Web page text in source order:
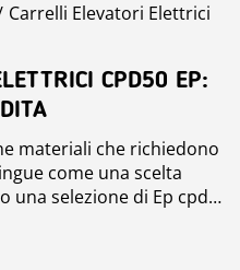
Carrelli Elevatori Elettrici
CPD50 EP:
materiali che richiedono
come una scelta
una selezione di Ep cpd50